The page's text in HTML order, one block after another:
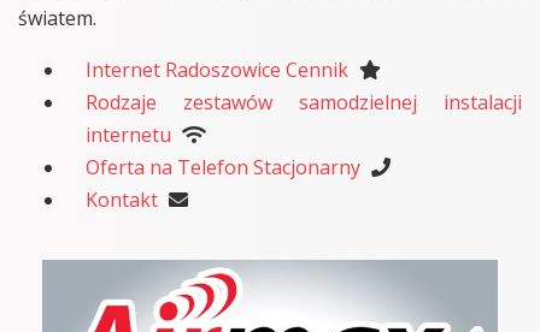
światem.
Internet Radoszowice Cennik
Rodzaje zestawów samodzielnej instalacji
internetu
Oferta na Telefon Stacjonarny
Kontakt